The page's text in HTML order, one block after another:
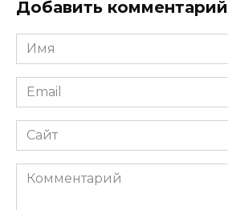
Добавить комментарий
Имя
*
Email
*
Сайт
Комментарий